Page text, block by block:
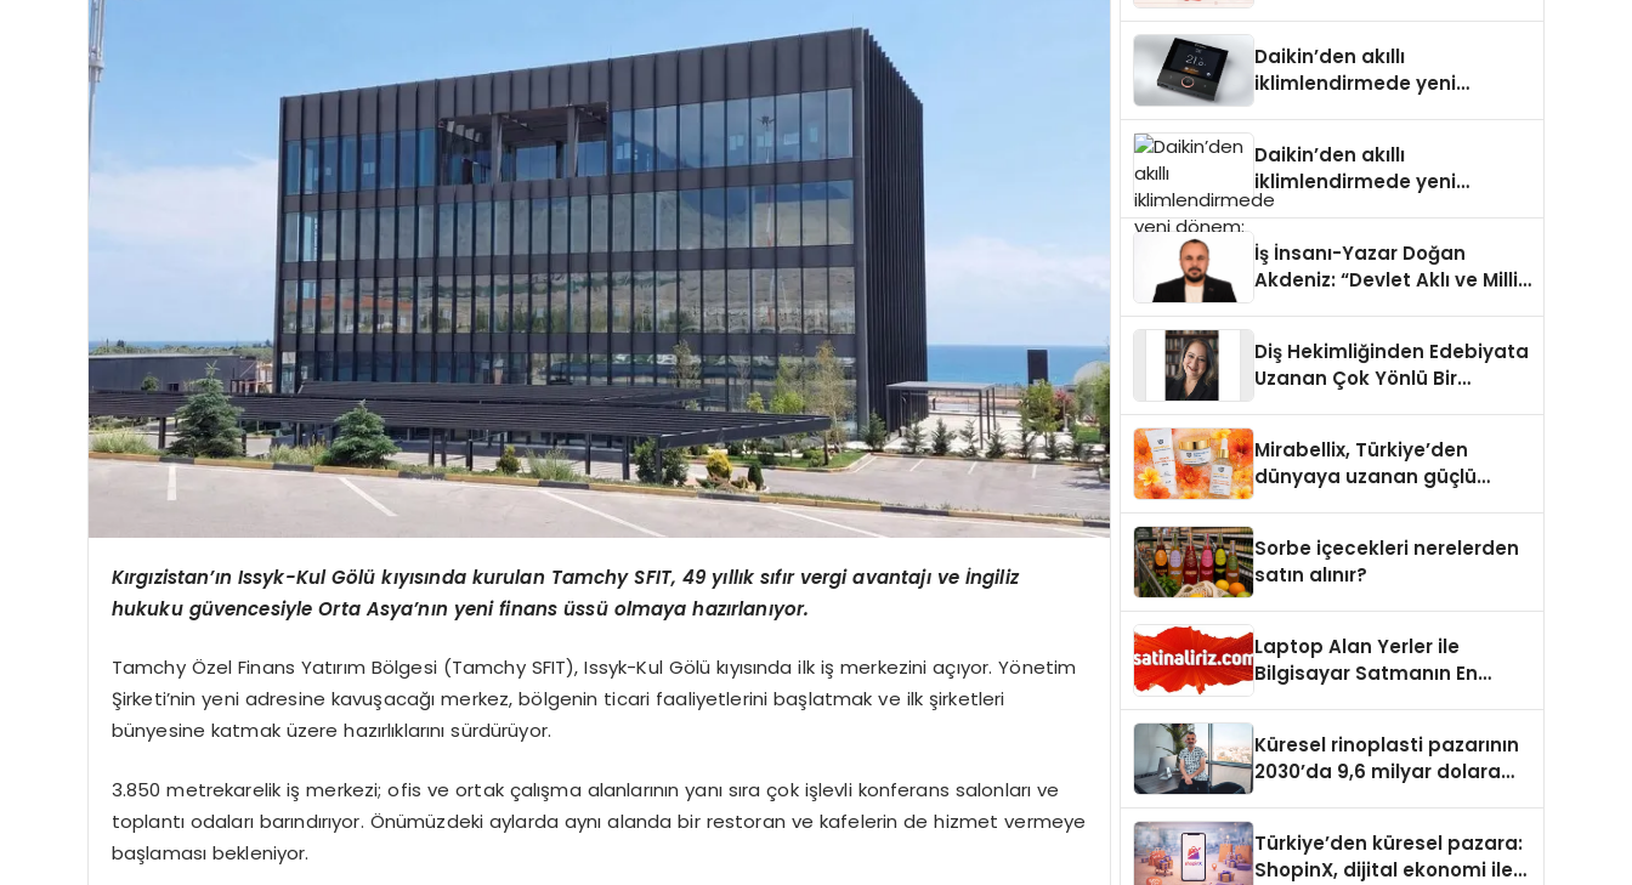
Kırgızistan’ın Issyk-Kul Gölü kıyısında kurulan Tamchy SFIT, 49 yıllık sıfır vergi avantajı ve İngiliz
hukuku güvencesiyle Orta Asya’nın yeni finans üssü olmaya hazırlanıyor.
Tamchy Özel Finans Yatırım Bölgesi (Tamchy SFIT), Issyk-Kul Gölü kıyısında ilk iş merkezini açıyor. Yönetim
Şirketi’nin yeni adresine kavuşacağı merkez, bölgenin ticari faaliyetlerini başlatmak ve ilk şirketleri
bünyesine katmak üzere hazırlıklarını sürdürüyor.
3.850 metrekarelik iş merkezi; ofis ve ortak çalışma alanlarının yanı sıra çok işlevli konferans salonları ve
toplantı odaları barındırıyor. Önümüzdeki aylarda aynı alanda bir restoran ve kafelerin de hizmet vermeye
başlaması bekleniyor.
Daikin’den akıllı
iklimlendirmede yeni
Daikin’den akıllı
iklimlendirmede yeni
dönem: Madoka Plus
İş İnsanı-Yazar Doğan
Akdeniz: “Devlet Aklı ve Milli
Diş Hekimliğinden Edebiyata
Uzanan Çok Yönlü Bir
Mirabellix, Türkiye’den
dünyaya uzanan güçlü
Sorbe içecekleri nerelerden
satın alınır?
Laptop Alan Yerler ile
Bilgisayar Satmanın En
Küresel rinoplasti pazarının
2030’da 9,6 milyar dolara
Türkiye’den küresel pazara:
ShopinX, dijital ekonomi ile